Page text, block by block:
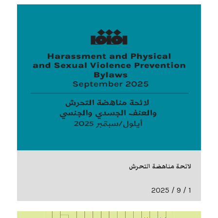
لائحة مناهضة التحرش
1 / 9 / 2025